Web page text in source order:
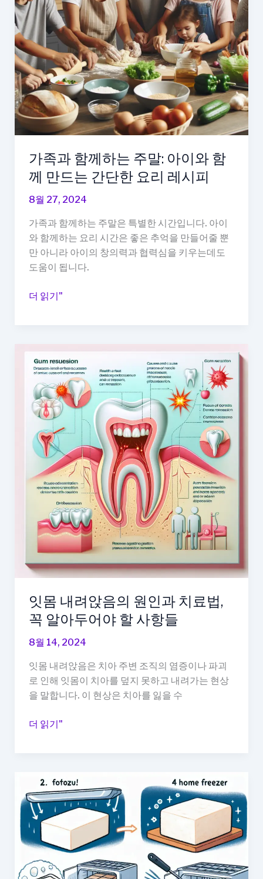
일
로
만
드
는
영
양
만
점
무
디
가족과 함께하는 주말: 아이와 함
께 만드는 간단한 요리 레시피
8월 27, 2024
가족과 함께하는 주말은 특별한 시간입니다. 아이
와 함께하는 요리 시간은 좋은 추억을 만들어줄 뿐
만 아니라 아이의 창의력과 협력심을 키우는데도
도움이 됩니다.
가
께
하
는
주
말:
이
와
함
께
단
한
리
레
피
더 읽기"
잇몸 내려앉음의 원인과 치료법,
꼭 알아두어야 할 사항들
8월 14, 2024
잇몸 내려앉음은 치아 주변 조직의 염증이나 파괴
로 인해 잇몸이 치아를 덮지 못하고 내려가는 현상
을 말합니다. 이 현상은 치아를 잃을 수
잇
음
의
원
인
치
더 읽기"